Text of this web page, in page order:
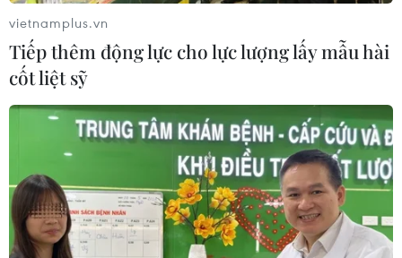
vietnamplus.vn
Tiếp thêm động lực cho lực lượng lấy mẫu hài
cốt liệt sỹ